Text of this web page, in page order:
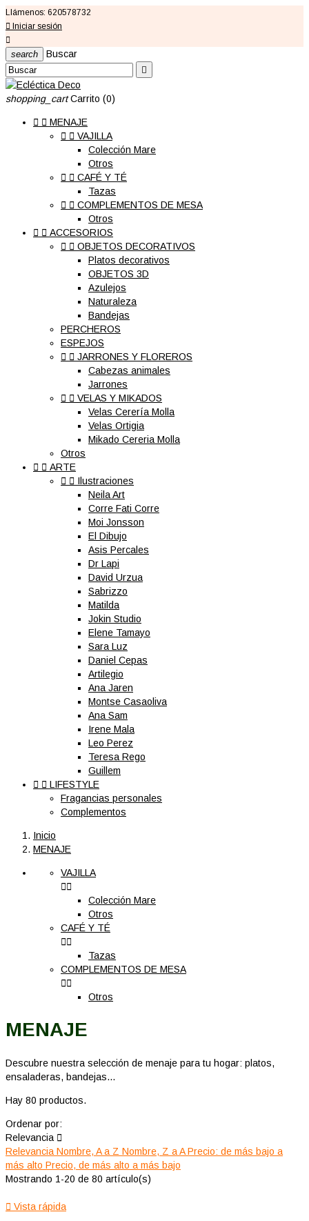
Llámenos: 620578732
 Iniciar sesión

search Buscar

shopping_cart Carrito (0)
  MENAJE
  VAJILLA
Colección Mare
Otros
  CAFÉ Y TÉ
Tazas
  COMPLEMENTOS DE MESA
Otros
  ACCESORIOS
  OBJETOS DECORATIVOS
Platos decorativos
OBJETOS 3D
Azulejos
Naturaleza
Bandejas
PERCHEROS
ESPEJOS
  JARRONES Y FLOREROS
Cabezas animales
Jarrones
  VELAS Y MIKADOS
Velas Cerería Molla
Velas Ortigia
Mikado Cereria Molla
Otros
  ARTE
  Ilustraciones
Neila Art
Corre Fati Corre
Moi Jonsson
El Dibujo
Asis Percales
Dr Lapi
David Urzua
Sabrizzo
Matilda
Jokin Studio
Elene Tamayo
Sara Luz
Daniel Cepas
Artilegio
Ana Jaren
Montse Casaoliva
Ana Sam
Irene Mala
Leo Perez
Teresa Rego
Guillem
  LIFESTYLE
Fragancias personales
Complementos
Inicio
MENAJE
VAJILLA

Colección Mare
Otros
CAFÉ Y TÉ

Tazas
COMPLEMENTOS DE MESA

Otros
MENAJE
Descubre nuestra selección de menaje para tu hogar: platos,
ensaladeras, bandejas...
Hay 80 productos.
Ordenar por:
Relevancia 
Relevancia Nombre, A a Z Nombre, Z a APrecio: de más bajo a
más alto Precio, de más alto a más bajo
Mostrando 1-20 de 80 artículo(s)
 Vista rápida